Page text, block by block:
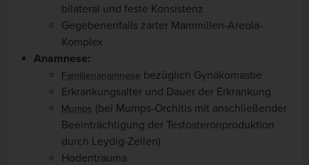
bilateral und feste Konsistenz
Gegebenenfalls zarter Mammillen-Areola-
Komplex
Anamnese:
Familienanamnese bezüglich Gynäkomastie
Erkrankungsalter und Dauer der Erkrankung
Mumps (bei Mumps-Orchitis mit anschließender
Beeinträchtigung der Testosteronproduktion
durch Leydig-Zellen)
Hodentrauma